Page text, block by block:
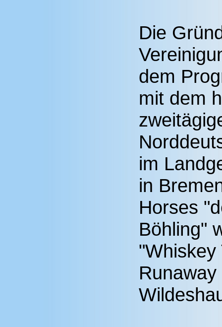
Die
dem
mit dem
im
in
Horses
Böhling"